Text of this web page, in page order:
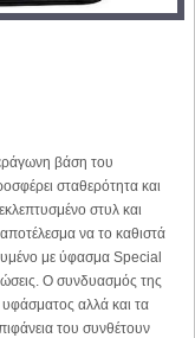
βάση του
σταθερότητα και
στυλ και
να το καθιστά
με ύφασμα Special
Ο συνδυασμός της
αλλά και τα
του συνθέτουν